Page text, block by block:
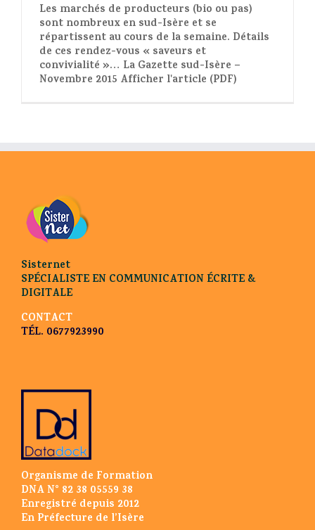
Les marchés de producteurs (bio ou pas)
sont nombreux en sud-Isère et se
répartissent au cours de la semaine. Détails
de ces rendez-vous « saveurs et
convivialité »… La Gazette sud-Isère –
Novembre 2015 Afficher l'article (PDF)
Sisternet
SPÉCIALISTE EN COMMUNICATION ÉCRITE &
DIGITALE
CONTACT
TÉL. 0677923990
Organisme de Formation
DNA N° 82 38 05559 38
Enregistré depuis 2012
En Préfecture de l’Isère